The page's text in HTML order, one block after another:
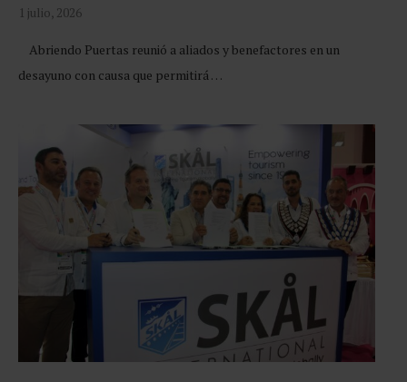
1 julio, 2026
Abriendo Puertas reunió a aliados y benefactores en un
desayuno con causa que permitirá …